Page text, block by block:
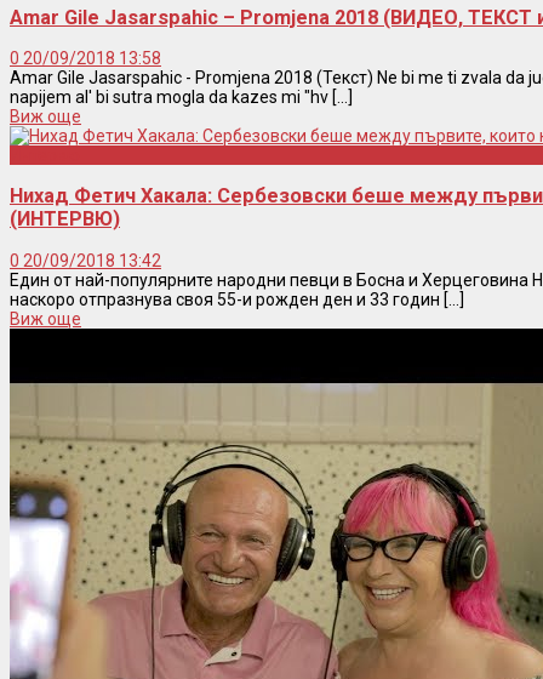
Amar Gile Jasarspahic – Promjena 2018 (ВИДЕО,
0 20/09/2018 13:58
Amar Gile Jasarspahic - Promjena 2018 (Текст) Ne bi me ti zvala da
napijem al' bi sutra mogla da kazes mi "hv [...]
Виж още
Нихад Фетич Хакала: Сербезовски беше между
(ИНТЕРВЮ)
0 20/09/2018 13:42
Един от най-популярните народни певци в Босна и Херцеговина
наскоро отпразнува своя 55-и рожден ден и 33 годин [...]
Виж още